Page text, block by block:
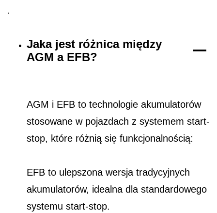
.
Jaka jest różnica między
AGM a EFB?
AGM i EFB to technologie akumulatorów
stosowane w pojazdach z systemem start-
stop, które różnią się funkcjonalnością:
EFB to ulepszona wersja tradycyjnych
akumulatorów, idealna dla standardowego
systemu start-stop.